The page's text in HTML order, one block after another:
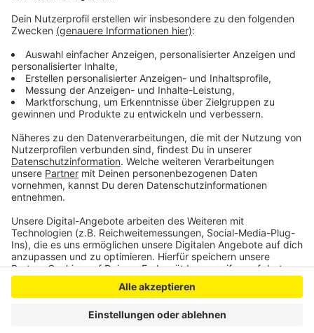
Anzeige
privaten Gastgebern. Auch aus anderen
Gladbach untergebracht. Damit sei aktuell eine
Auslastungsgrenze erreicht, so die Stadt.
Anzeige